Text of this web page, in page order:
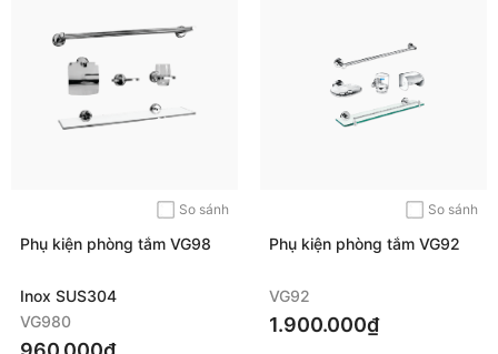
So sánh
Phụ kiện phòng tắm VG98
Inox SUS304
VG980
So sánh
Phụ kiện phòng tắm VG92
VG92
1.900.000₫